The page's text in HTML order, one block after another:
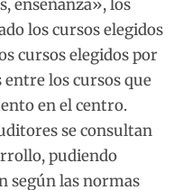
enseñanza», los
los cursos elegidos
cursos elegidos por
los cursos que
en el centro.
se consultan
pudiendo
según las normas